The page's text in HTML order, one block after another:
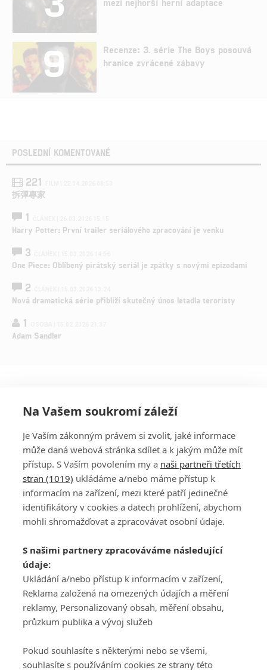
mezi nejhorší herní adaptace
9
Recenze: 3. série The Boys posouvá
hranice zvrácené zábavy
POSLEDNÍ KOMENTOVANÉ
221
拆彈專家
1
Harry Potter: První trailer seriálového zpracování je venku
3
One Piece: Oblíbený pirátský seriál je zpátky s novými epizodami
2
Nová dramatická série přiblíží skutečný únos letadla teroristy
1
Adam Sandler
PŘIHLÁSIT
REGISTROVAT
DISKUZE
Šéfredaktorkou webu jePetr Slavík, e-mailserialy@fandimefilmu.cz
Máte-li zájem o inzerci na našem webu napište nám na e-mail
studio@koncal.com
Ochrana osobních údajů|Zásady používání cookies |Pravidla webu
Upravit nastavení soukromí
Na Vašem soukromí záleží
Je Vaším zákonným právem si zvolit, jaké informace
může daná webová stránka sdílet a k jakým může mít
přístup. S Vaším povolením my a naši partneři třetích
stran (1019) ukládáme a/nebo máme přístup k
informacím na zařízení, mezi které patří jedinečné
identifikátory v cookies a datech prohlížení, abychom
mohli shromažďovat a zpracovávat osobní údaje.
S našimi partnery zpracováváme následující
údaje:
Ukládání a/nebo přístup k informacím v zařízení,
Reklama založená na omezených údajích a měření
reklamy, Personalizovaný obsah, měření obsahu,
průzkum publika a vývoj služeb
Pokud souhlasíte s některými nebo se všemi,
souhlasíte s používáním cookies ze strany této